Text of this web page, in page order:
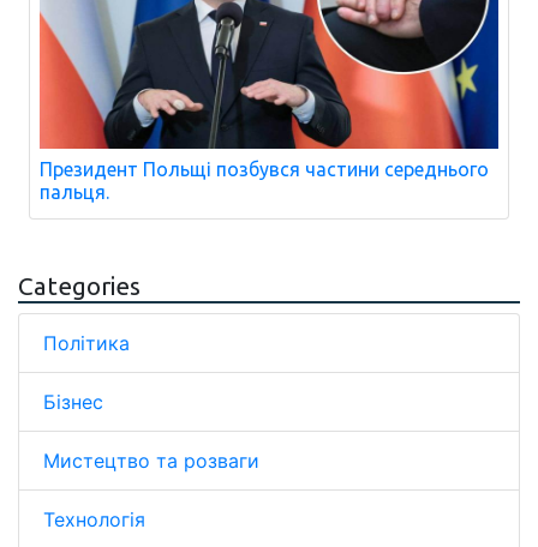
Президент Польщі позбувся частини середнього
пальця.
Categories
Політика
Бізнес
Мистецтво та розваги
Технологія